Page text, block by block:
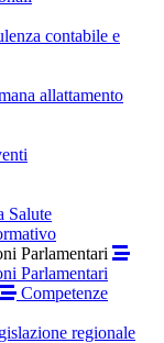
contabile e
allattamento
Salute
Parlamentari
Parlamentari
Competenze
regionale